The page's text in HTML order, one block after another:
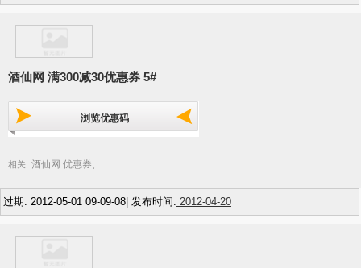
酒仙网 满300减30优惠券 5#
浏览优惠码
相关: 酒仙网 优惠券
过期: 2012-05-01 09-09-08| 发布时间: 2012-04-20